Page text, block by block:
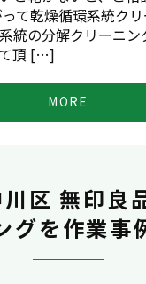
て乾燥循環系統ク
統の分解クリーニン
頂 […]
MORE
区 無印良
グを作業事